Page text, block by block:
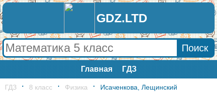
GDZ.LTD
Главная ГДЗ
ГДЗ 8 класс Физика Исаченкова, Лещинский